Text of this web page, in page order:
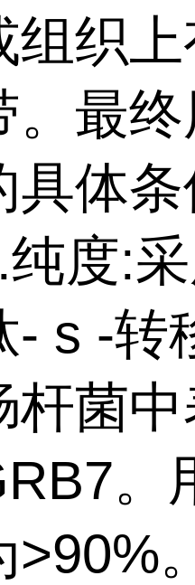
组织
。最
具体条
纯度:
- s -转
杆菌
。
>90%。